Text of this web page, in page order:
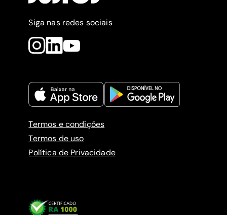
Siga nas redes sociais
Termos e condições
Termos de uso
Política de Privacidade